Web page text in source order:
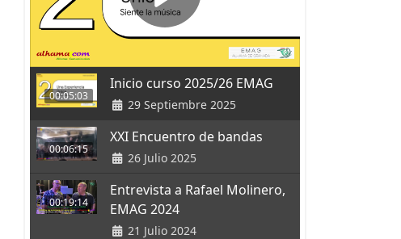
00:05:03
Inicio curso 2025/26 EMAG
29 Septiembre 2025
00:06:15
XXI Encuentro de bandas
26 Julio 2025
00:19:14
Entrevista a Rafael Molinero,
EMAG 2024
21 Julio 2024